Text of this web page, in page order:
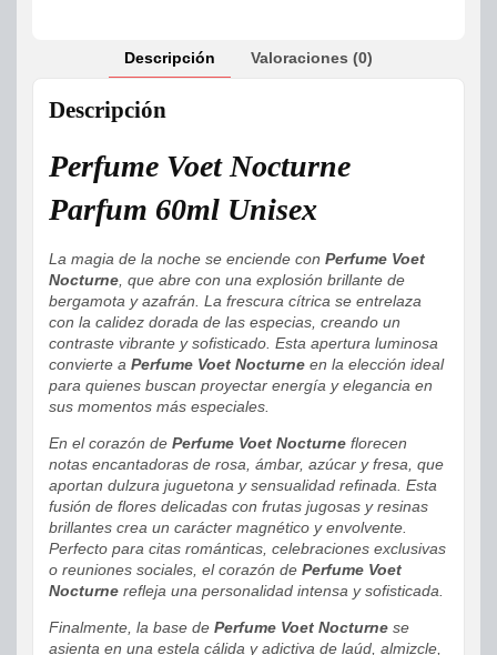
Descripción Valoraciones (0)
Descripción
Perfume Voet Nocturne
Parfum 60ml Unisex
La magia de la noche se enciende con Perfume Voet
Nocturne , que abre con una explosión brillante de
bergamota y azafrán. La frescura cítrica se entrelaza
con la calidez dorada de las especias, creando un
contraste vibrante y sofisticado. Esta apertura luminosa
convierte a Perfume Voet Nocturne en la elección ideal
para quienes buscan proyectar energía y elegancia en
sus momentos más especiales.
En el corazón de Perfume Voet Nocturne florecen
notas encantadoras de rosa, ámbar, azúcar y fresa, que
aportan dulzura juguetona y sensualidad refinada. Esta
fusión de flores delicadas con frutas jugosas y resinas
brillantes crea un carácter magnético y envolvente.
Perfecto para citas románticas, celebraciones exclusivas
o reuniones sociales, el corazón de Perfume Voet
Nocturne refleja una personalidad intensa y sofisticada.
Finalmente, la base de Perfume Voet Nocturne se
asienta en una estela cálida y adictiva de laúd, almizcle,